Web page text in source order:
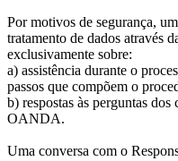
Por motivos de segurança,
tratamento de dados através
exclusivamente sobre:
a) assistência durante o
passos que compõem o
b) respostas às perguntas dos
OANDA.
Uma conversa com o